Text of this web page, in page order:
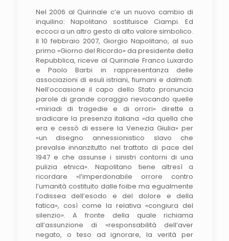
Nel 2006 al Quirinale c’e un nuovo cambio di
inquilino: Napolitano sostituisce Ciampi. Ed
eccoci a un altro gesto di alto valore simbolico.
Il 10 febbraio 2007, Giorgio Napolitano, al suo
primo «Giorno del Ricordo» da presidente della
Repubblica, riceve al Quirinale Franco Luxardo
e Paolo Barbi in rappresentanza delle
associazioni di esuli istriani, fiumani e dalmati.
Nell’occasione il capo dello Stato pronuncia
parole di grande coraggio rievocando quelle
«miriadi di tragedie e di orrori» dirette a
sradicare la presenza italiana «da quella che
era e cessò di essere la Venezia Giulia» per
«un disegno annessionistico slavo che
prevalse innanzitutto nel trattato di pace del
1947 e che assunse i sinistri contorni di una
pulizia etnica». Napolitano tiene altresì a
ricordare «l’imperdonabile orrore contro
l’umanità costituito dalle foibe ma egualmente
l’odissea dell’esodo e del dolore e della
fatica», così come la relativa «congiura del
silenzio». A fronte della quale richiama
all’assunzione di «responsabilità dell’aver
negato, o teso ad ignorare, la verità per